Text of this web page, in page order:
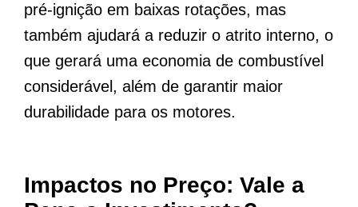
pré-ignição em baixas rotações, mas
também ajudará a reduzir o atrito interno, o
que gerará uma economia de combustível
considerável, além de garantir maior
durabilidade para os motores.
Impactos no Preço: Vale a